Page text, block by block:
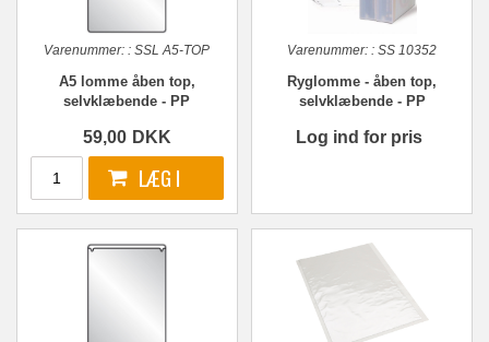
Varenummer: : SSL A5-TOP
A5 lomme åben top,
selvklæbende - PP
59,00 DKK
Varenummer: : SS 10352
Ryglomme - åben top,
selvklæbende - PP
Log ind for pris